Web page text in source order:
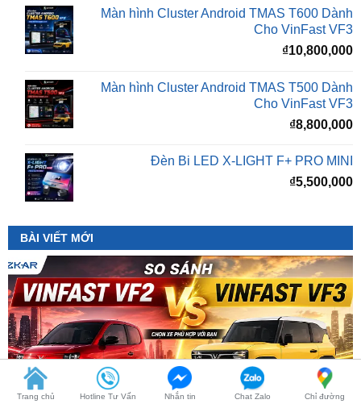
₫10,800,000
Màn hình Cluster Android TMAS T500 Dành
₫8,800,000
Đèn Bi LED X-LIGHT F+ PRO MINI
BÀI VIẾT MỚI
Trang chủ Hotline Tư Vấn Nhắn tin Chat Zalo Chỉ đường